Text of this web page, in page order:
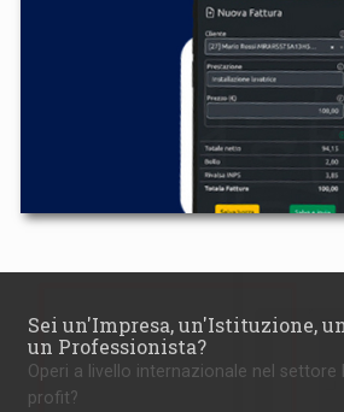
Sei un'Impresa, un'Istituzione,
un Professionista?
Operi a livello internazionale nel settore
profit?